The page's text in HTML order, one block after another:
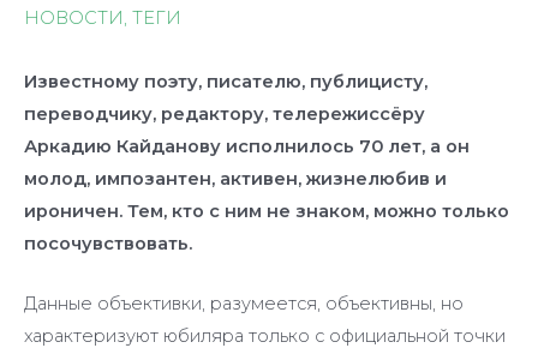
НОВОСТИ, ТЕГИ
Известному поэту, писателю, публицисту,
переводчику, редактору, телережиссёру
Аркадию Кайданову исполнилось 70 лет, а он
молод, импозантен, активен, жизнелюбив и
ироничен. Тем, кто с ним не знаком, можно только
посочувствовать.
Данные объективки, разумеется, объективны, но
характеризуют юбиляра только с официальной точки